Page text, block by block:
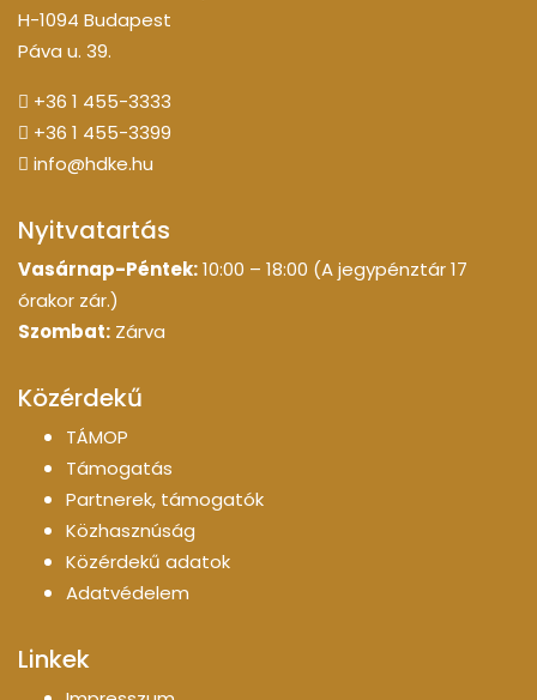
H-1094 Budapest
Páva u. 39.
+36 1 455-3333
+36 1 455-3399
info@hdke.hu
Nyitvatartás
Vasárnap-Péntek:10:00 – 18:00 (A jegypénztár 17
órakor zár.)
Szombat: Zárva
Közérdekű
TÁMOP
Támogatás
Partnerek, támogatók
Közhasznúság
Közérdekű adatok
Adatvédelem
Linkek